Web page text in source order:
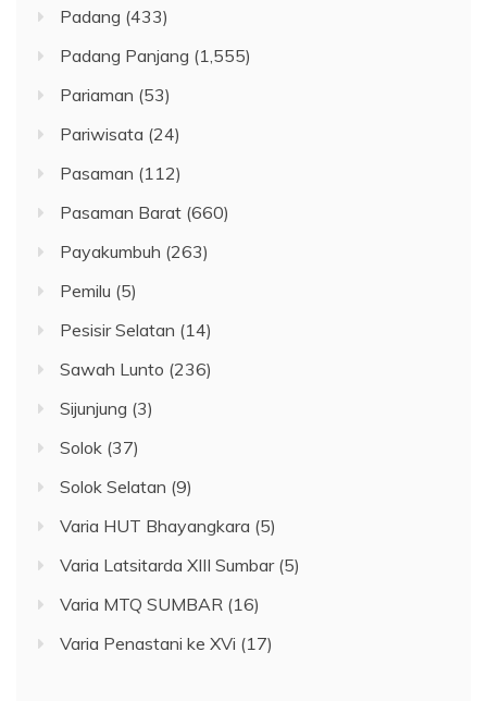
Padang (433)
Padang Panjang (1,555)
Pariaman (53)
Pariwisata (24)
Pasaman (112)
Pasaman Barat (660)
Payakumbuh (263)
Pemilu (5)
Pesisir Selatan (14)
Sawah Lunto (236)
Sijunjung (3)
Solok (37)
Solok Selatan (9)
Varia HUT Bhayangkara (5)
Varia Latsitarda XIII Sumbar(5)
Varia MTQ SUMBAR (16)
Varia Penastani ke XVi (17)